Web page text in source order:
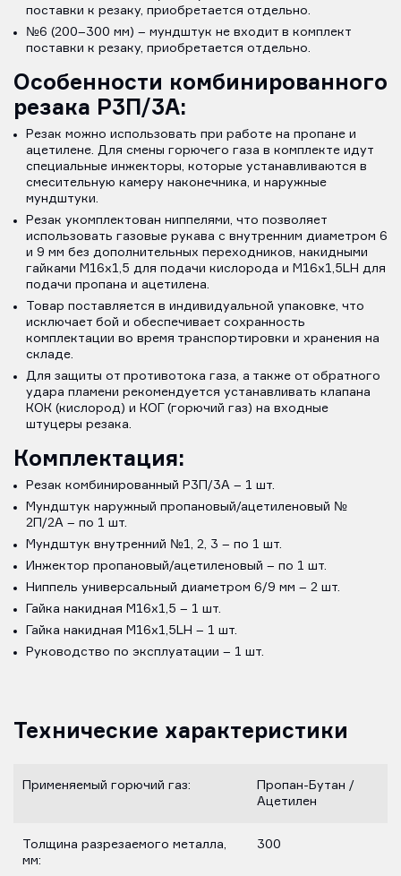
поставки к резаку, приобретается отдельно.
№6 (200–300 мм) – мундштук не входит в комплект
поставки к резаку, приобретается отдельно.
Особенности комбинированного
резака Р3П/3А:
Резак можно использовать при работе на пропане и
ацетилене. Для смены горючего газа в комплекте идут
специальные инжекторы, которые устанавливаются в
смесительную камеру наконечника, и наружные
мундштуки.
Резак укомплектован ниппелями, что позволяет
использовать газовые рукава с внутренним диаметром 6
и 9 мм без дополнительных переходников, накидными
гайками M16х1,5 для подачи кислорода и M16х1,5LH для
подачи пропана и ацетилена.
Товар поставляется в индивидуальной упаковке, что
исключает бой и обеспечивает сохранность
комплектации во время транспортировки и хранения на
складе.
Для защиты от противотока газа, а также от обратного
удара пламени рекомендуется устанавливать клапана
КОК (кислород) и КОГ (горючий газ) на входные
штуцеры резака.
Комплектация:
Резак комбинированный Р3П/3А – 1 шт.
Мундштук наружный пропановый/ацетиленовый №
2П/2А – по 1 шт.
Мундштук внутренний №1, 2, 3 – по 1 шт.
Инжектор пропановый/ацетиленовый – по 1 шт.
Ниппель универсальный диаметром 6/9 мм – 2 шт.
Гайка накидная M16х1,5 – 1 шт.
Гайка накидная M16х1,5LH – 1 шт.
Руководство по эксплуатации – 1 шт.
Технические характеристики
Применяемый горючий газ:
Пропан-Бутан /
Ацетилен
Толщина разрезаемого металла,
мм:
300